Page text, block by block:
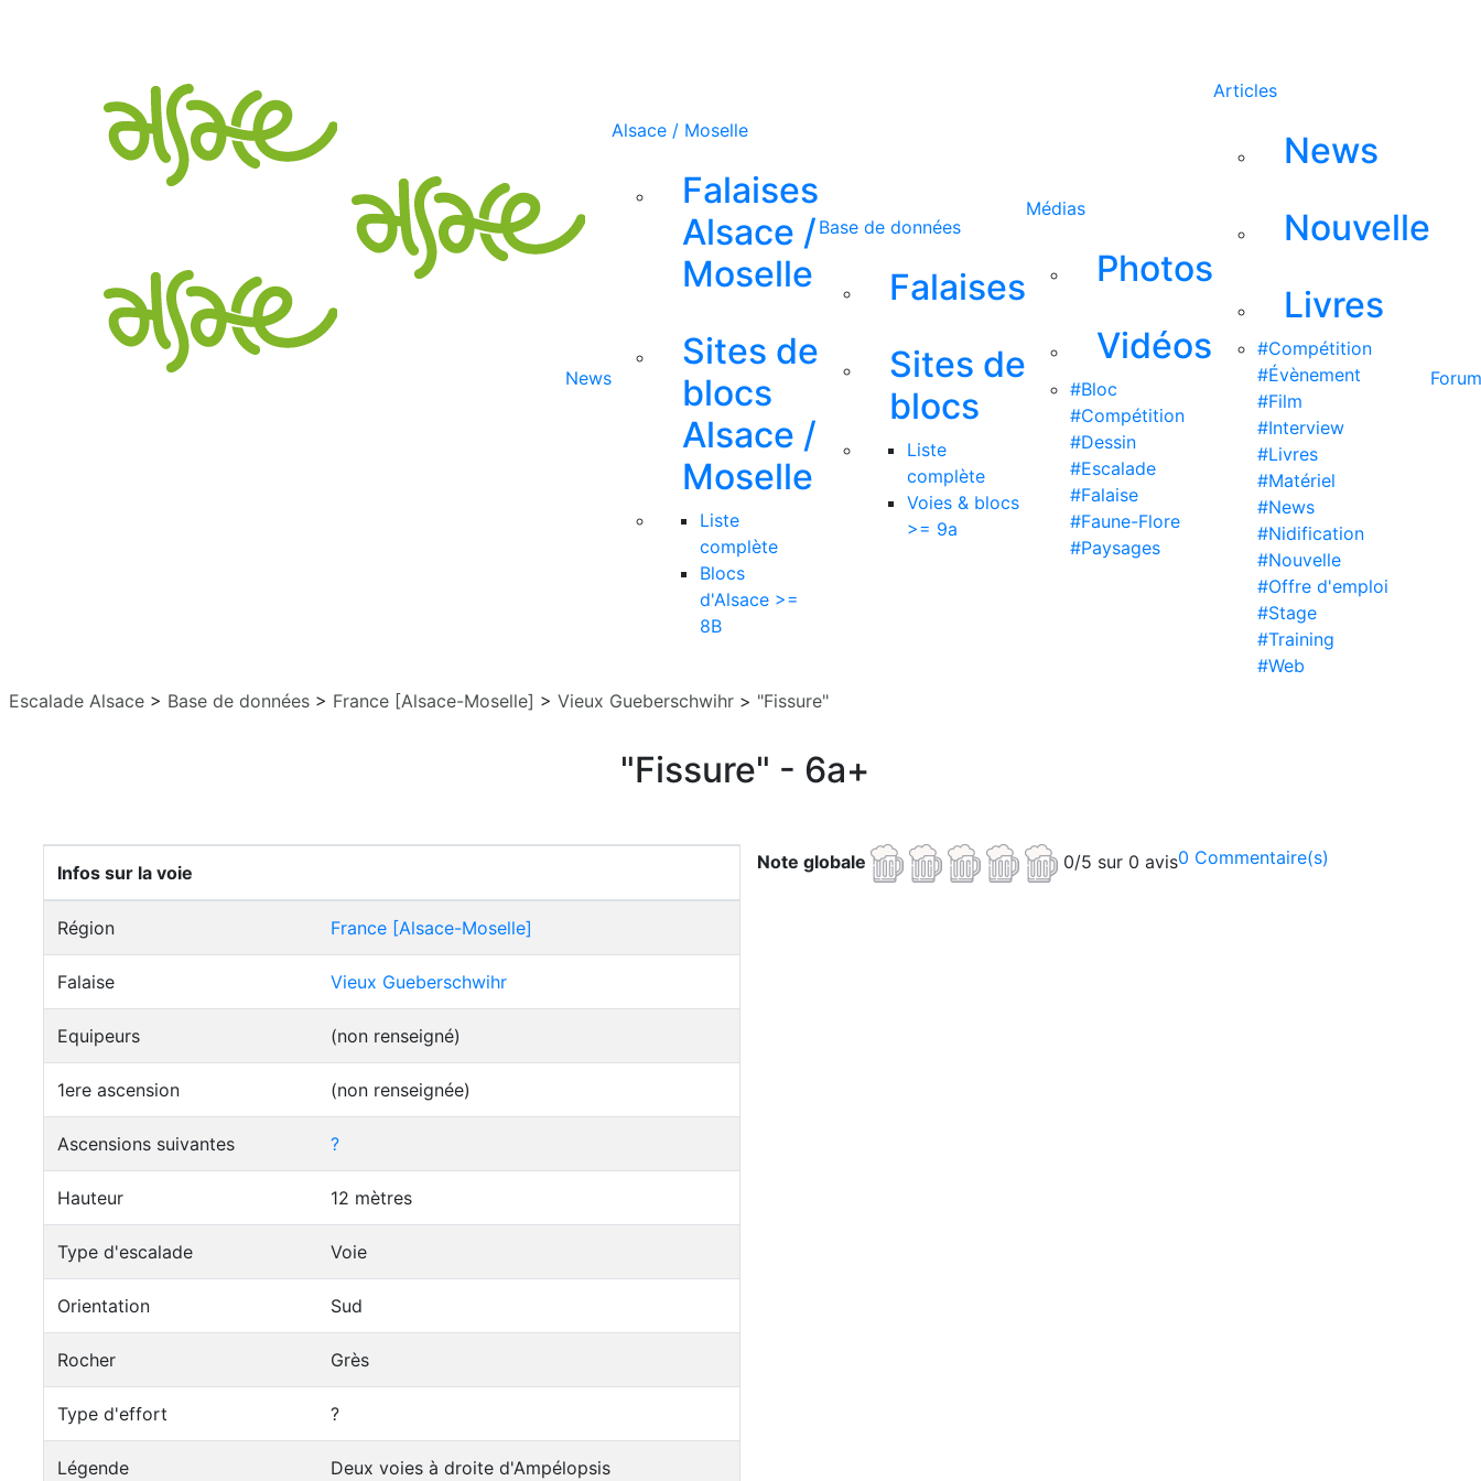
News
Alsace / Moselle
Falaises
Alsace /
Moselle
Sites de
blocs
Alsace /
Moselle
Liste
complète
Blocs
d'Alsace >=
8B
Base de données
Falaises
Sites de
blocs
Liste
complète
Voies & blocs
>= 9a
Médias
Photos
Vidéos
#Bloc
#Compétition
#Dessin
#Escalade
#Falaise
#Faune-Flore
#Paysages
Articles
News
Nouvelle
Livres
#Compétition
#Évènement
#Film
#Interview
#Livres
#Matériel
#News
#Nidification
#Nouvelle
#Offre d'emploi
#Stage
#Training
#Web
Forum
Escalade Alsace > Base de données > France [Alsace-Moselle] > Vieux Gueberschwihr > "Fissure"
"Fissure" - 6a+
Infos sur la voie
Région France [Alsace-Moselle]
Falaise Vieux Gueberschwihr
Equipeurs (non renseigné)
1ere ascension (non renseignée)
Ascensions suivantes ?
Hauteur 12 mètres
Type d'escalade Voie
Orientation Sud
Rocher Grès
Type d'effort ?
Légende Deux voies à droite d'Ampélopsis
0 Commentaire(s)
Note globale 0/5 sur 0 avis